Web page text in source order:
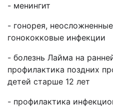
- менингит
- гонорея,
гонококковые инфекции
- болезнь Лайма на
профилактика поздних
детей старше 12 лет
- профилактика